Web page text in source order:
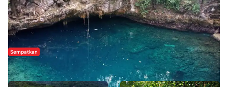
Sempatkan
Danau Rebi-Rebi, Pesona Alam Tersembunyi di Morowali